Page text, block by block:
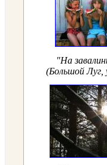
"На
(Большой Луг,